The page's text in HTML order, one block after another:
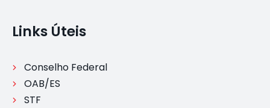
Links Úteis
Conselho Federal
OAB/ES
STF